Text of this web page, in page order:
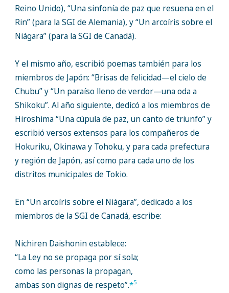
Reino Unido), “Una sinfonía de paz que resuena en el
Rin” (para la SGI de Alemania), y “Un arcoíris sobre el
Niágara” (para la SGI de Canadá).
Y el mismo año, escribió poemas también para los
miembros de Japón: “Brisas de felicidad—el cielo de
Chubu” y “Un paraíso lleno de verdor—una oda a
Shikoku”. Al año siguiente, dedicó a los miembros de
Hiroshima “Una cúpula de paz, un canto de triunfo” y
escribió versos extensos para los compañeros de
Hokuriku, Okinawa y Tohoku, y para cada prefectura
y región de Japón, así como para cada uno de los
distritos municipales de Tokio.
En “Un arcoíris sobre el Niágara”, dedicado a los
miembros de la SGI de Canadá, escribe:
Nichiren Daishonin establece:
“La Ley no se propaga por sí sola;
como las personas la propagan,
ambas son dignas de respeto”.*5